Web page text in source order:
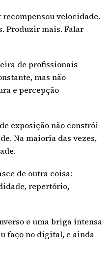
velocidade.
Produzir mais. Falar
de profissionais
mas não
e percepção
exposição não constrói
Na maioria das vezes,
de outra coisa:
repertório,
e uma briga intensa
faço no digital, e ainda